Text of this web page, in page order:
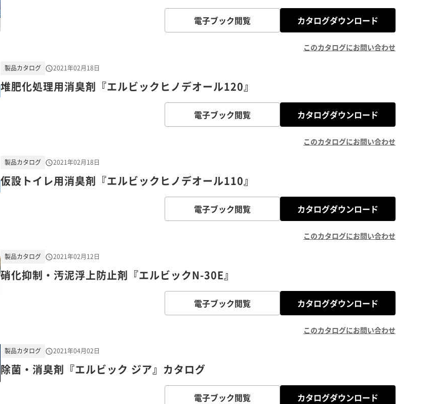
電子ブック閲覧 カタログダウンロード
このカタログにお問い合わせ
堆肥化処理用消臭剤『エルビックヒノデオール120』
製品カタログ 2021年02月18日
電子ブック閲覧 カタログダウンロード
このカタログにお問い合わせ
仮設トイレ用消臭剤『エルビックヒノデオール110』
製品カタログ 2021年02月18日
電子ブック閲覧 カタログダウンロード
このカタログにお問い合わせ
硝化抑制・汚泥浮上防止剤『エルビックN-30E』
製品カタログ 2021年02月12日
電子ブック閲覧 カタログダウンロード
このカタログにお問い合わせ
除菌・消臭剤『エルビック ジア』カタログ
製品カタログ 2021年04月02日
電子ブック閲覧 カタログダウンロード